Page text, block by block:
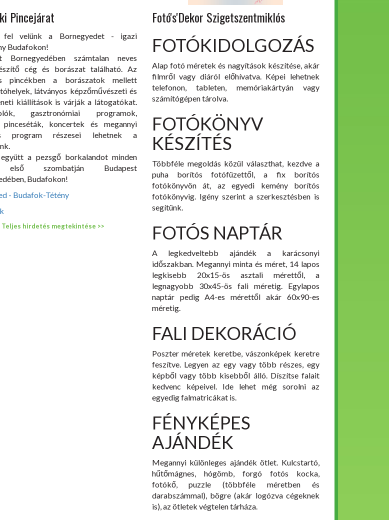
Pincejárat
fel velünk a Bornegyedet - igazi
Budafokon!
Bornegyedében számtalan neves
cég és borászat található. Az
pincékben a borászatok mellett
látványos képzőművészeti és
kiállítások is várják a látogatókat.
gasztronómiai programok,
koncertek és megannyi
program részesei lehetnek a
a pezsgő borkalandot minden
első szombatján Budapest
Budafokon!
- Budafok-Tétény
Teljes hirdetés megtekintése >>
Fotó's'Dekor Szigetszentmiklós
FOTÓKIDOLGOZÁS
Alap fotó méretek és nagyítások készítése, akár
filmről vagy diáról előhívatva. Képei lehetnek
telefonon, tableten, memóriakártyán vagy
számítógépen tárolva.
FOTÓKÖNYV
KÉSZÍTÉS
Többféle megoldás közül választhat, kezdve a
puha borítós fotófüzettől, a fix borítós
fotókönyvön át, az egyedi kemény borítós
fotókönyvig. Igény szerint a szerkesztésben is
segítünk.
FOTÓS NAPTÁR
A legkedveltebb ajándék a karácsonyi
időszakban. Megannyi minta és méret, 14 lapos
legkisebb 20x15-ös asztali mérettől, a
legnagyobb 30x45-ös fali méretig. Egylapos
naptár pedig A4-es mérettől akár 60x90-es
méretig.
FALI DEKORÁCIÓ
Poszter méretek keretbe, vászonképek keretre
feszítve. Legyen az egy vagy több részes, egy
képből vagy több kisebből álló. Díszítse falait
kedvenc képeivel. Ide lehet még sorolni az
egyedig falmatricákat is.
FÉNYKÉPES
AJÁNDÉK
Megannyi különleges ajándék ötlet. Kulcstartó,
hűtőmágnes, hógömb, forgó fotós kocka,
fotókő, puzzle (többféle méretben és
darabszámmal), bögre (akár logózva cégeknek
is), az ötletek végtelen tárháza.